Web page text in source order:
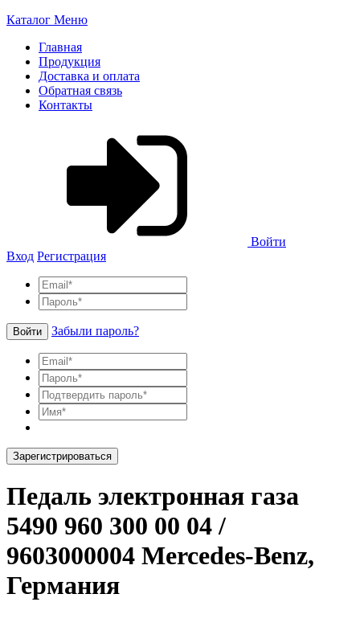
Каталог Меню
Главная
Продукция
Доставка и оплата
Обратная связь
Контакты
Войти
Вход Регистрация
Войти Забыли пароль?
Зарегистрироваться
Педаль электронная газа
5490 960 300 00 04 /
9603000004 Mercedes-Benz,
Германия